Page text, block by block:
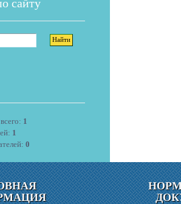
сайту
1
1
0